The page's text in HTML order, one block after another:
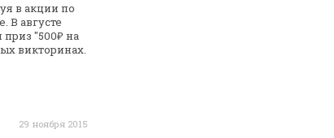
в акции по
В августе
приз "500₽ на
викторинах.
29 ноября 2015